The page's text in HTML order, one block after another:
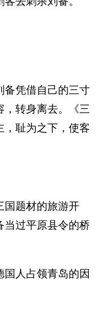
备凭借自己的三寸
转身离去。《三
，耻为之下，使客
国题材的旅游开
过平原县令的桥
人占领青岛的因